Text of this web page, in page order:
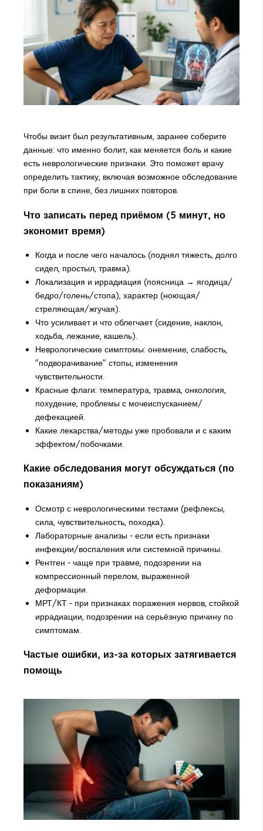
Чтобы визит был результативным, заранее соберите
данные: что именно болит, как меняется боль и какие
есть неврологические признаки. Это поможет врачу
определить тактику, включая возможное обследование
при боли в спине, без лишних повторов.
Что записать перед приёмом (5 минут, но
экономит время)
Когда и после чего началось (поднял тяжесть, долго
сидел, простыл, травма).
Локализация и иррадиация (поясница → ягодица/
бедро/голень/стопа), характер (ноющая/
стреляющая/жгучая).
Что усиливает и что облегчает (сидение, наклон,
ходьба, лежание, кашель).
Неврологические симптомы: онемение, слабость,
"подворачивание" стопы, изменения
чувствительности.
Красные флаги: температура, травма, онкология,
похудение, проблемы с мочеиспусканием/
дефекацией.
Какие лекарства/методы уже пробовали и с каким
эффектом/побочками.
Какие обследования могут обсуждаться (по
показаниям)
Осмотр с неврологическими тестами (рефлексы,
сила, чувствительность, походка).
Лабораторные анализы - если есть признаки
инфекции/воспаления или системной причины.
Рентген - чаще при травме, подозрении на
компрессионный перелом, выраженной
деформации.
МРТ/КТ - при признаках поражения нервов, стойкой
иррадиации, подозрении на серьёзную причину по
симптомам.
Частые ошибки, из-за которых затягивается
помощь